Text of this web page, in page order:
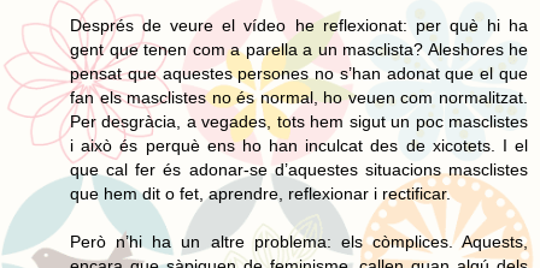
Després de veure el vídeo he reflexionat: per què hi ha
gent que tenen com a parella a un masclista? Aleshores he
pensat que aquestes persones no s’han adonat que el que
fan els masclistes no és normal, ho veuen com normalitzat.
Per desgràcia, a vegades, tots hem sigut un poc masclistes
i això és perquè ens ho han inculcat des de xicotets. I el
que cal fer és adonar-se d’aquestes situacions masclistes
que hem dit o fet, aprendre, reflexionar i rectificar.
Però n’hi ha un altre problema: els còmplices. Aquests,